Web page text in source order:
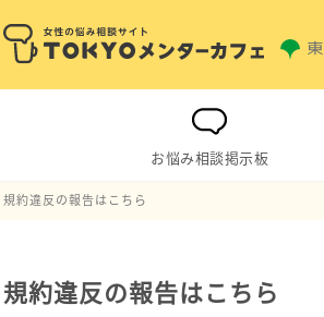
お悩み相談掲示板
規約違反の報告はこちら
規約違反の報告はこちら